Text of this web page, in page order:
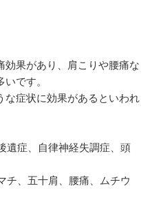
果があり、肩こりや腰痛な
です。
な症状に効果があるといわれ
遺症、自律神経失調症、頭
チ、五十肩、腰痛、ムチウ